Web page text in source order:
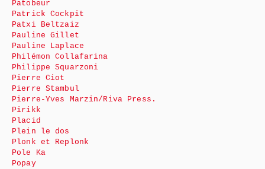
Patobeur
Patrick Cockpit
Patxi Beltzaiz
Pauline Gillet
Pauline Laplace
Philémon Collafarina
Philippe Squarzoni
Pierre Ciot
Pierre Stambul
Pierre-Yves Marzin/Riva Press.
Pirikk
Placid
Plein le dos
Plonk et Replonk
Pole Ka
Popay